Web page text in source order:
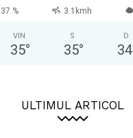
37 % 3.1kmh
VIN
35°
S
35°
D
34
ULTIMUL ARTICOL